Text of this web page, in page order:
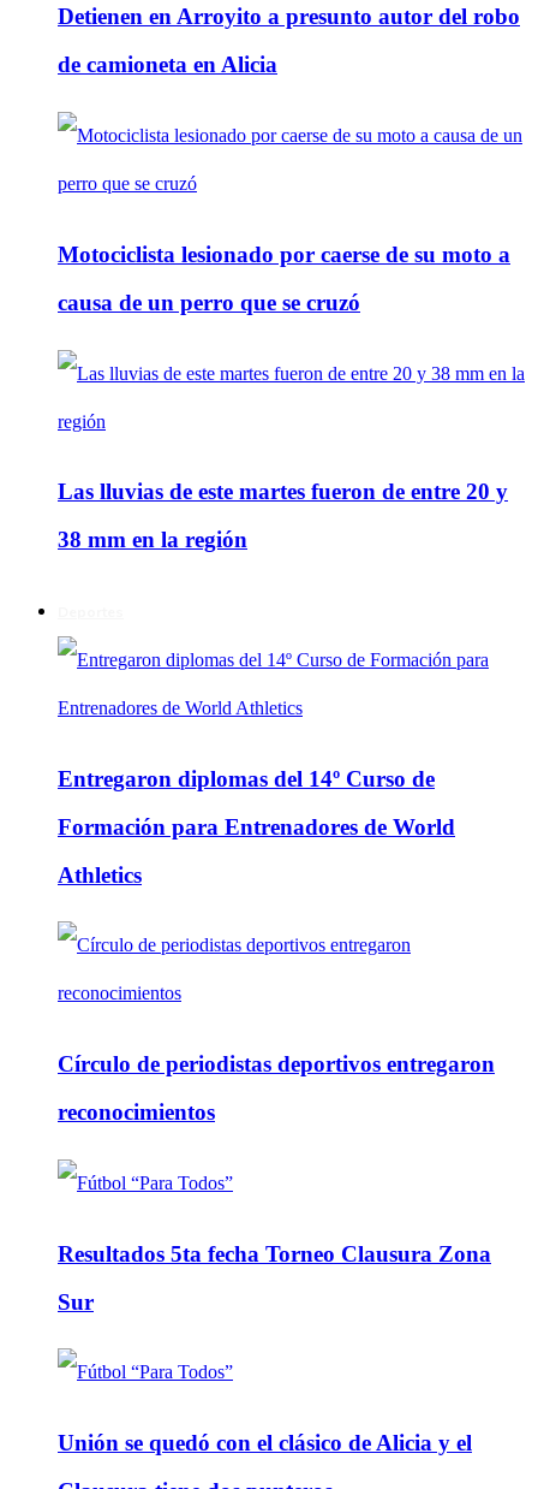
Detienen en Arroyito a presunto autor del robo
de camioneta en Alicia
Motociclista lesionado por caerse de su moto a
causa de un perro que se cruzó
Las lluvias de este martes fueron de entre 20 y
38 mm en la región
Entregaron diplomas del 14º Curso de
Formación para Entrenadores de World
Athletics
Círculo de periodistas deportivos entregaron
reconocimientos
Resultados 5ta fecha Torneo Clausura Zona
Sur
Unión se quedó con el clásico de Alicia y el